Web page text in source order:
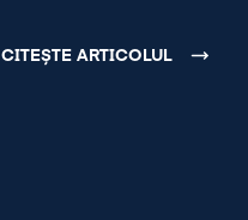
CITEȘTE ARTICOLUL